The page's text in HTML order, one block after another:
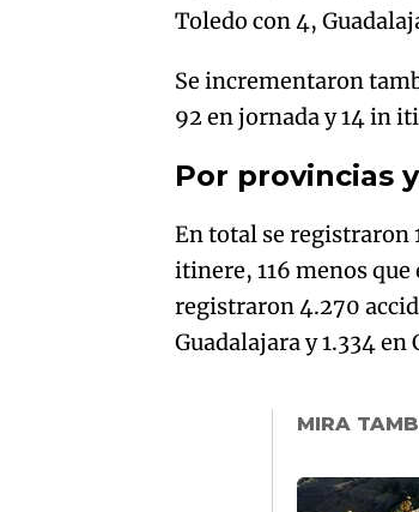
Toledo con 4,
Se incrementaron
92 en jornada y 14 in
Por provincias
En total se registraron
itinere, 116 menos
registraron 4.270
Guadalajara y 1.334 en
MIRA